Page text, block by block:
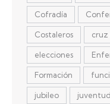
Cofradía
Costaleros cruz
elecciones
Formación
jubileo juventud